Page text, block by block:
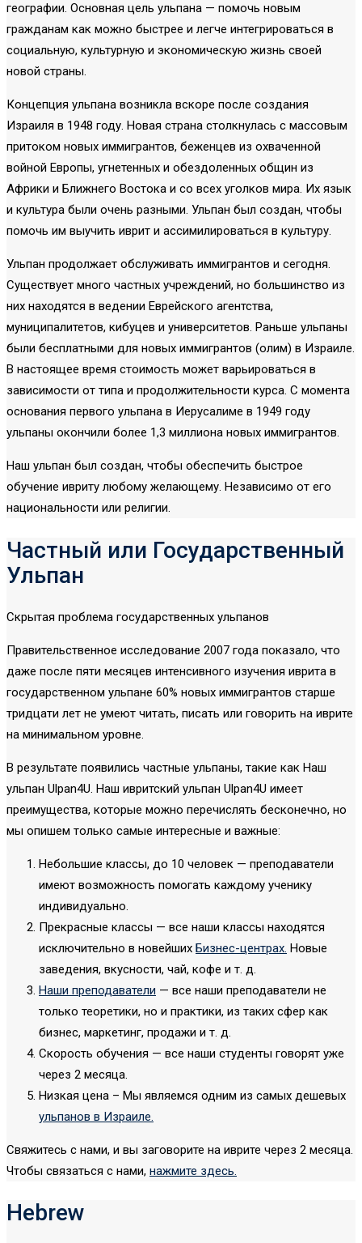
географии. Основная цель ульпана — помочь новым
гражданам как можно быстрее и легче интегрироваться в
социальную, культурную и экономическую жизнь своей
новой страны.
Концепция ульпана возникла вскоре после создания
Израиля в 1948 году. Новая страна столкнулась с массовым
притоком новых иммигрантов, беженцев из охваченной
войной Европы, угнетенных и обездоленных общин из
Африки и Ближнего Востока и со всех уголков мира. Их язык
и культура были очень разными. Ульпан был создан, чтобы
помочь им выучить иврит и ассимилироваться в культуру.
Ульпан продолжает обслуживать иммигрантов и сегодня.
Существует много частных учреждений, но большинство из
них находятся в ведении Еврейского агентства,
муниципалитетов, кибуцев и университетов. Раньше ульпаны
были бесплатными для новых иммигрантов (олим) в Израиле.
В настоящее время стоимость может варьироваться в
зависимости от типа и продолжительности курса. С момента
основания первого ульпана в Иерусалиме в 1949 году
ульпаны окончили более 1,3 миллиона новых иммигрантов.
Наш ульпан был создан, чтобы обеспечить быстрое
обучение ивриту любому желающему. Независимо от его
национальности или религии.
Частный или Государственный
Ульпан
Скрытая проблема государственных ульпанов
Правительственное исследование 2007 года показало, что
даже после пяти месяцев интенсивного изучения иврита в
государственном ульпане 60% новых иммигрантов старше
тридцати лет не умеют читать, писать или говорить на иврите
на минимальном уровне.
В результате появились частные ульпаны, такие как Наш
ульпан Ulpan4U. Наш ивритский ульпан Ulpan4U имеет
преимущества, которые можно перечислять бесконечно, но
мы опишем только самые интересные и важные:
Небольшие классы, до 10 человек — преподаватели
имеют возможность помогать каждому ученику
индивидуально.
Прекрасные классы — все наши классы находятся
исключительно в новейших Бизнес-центрах. Новые
заведения, вкусности, чай, кофе и т. д.
Наши преподаватели — все наши преподаватели не
только теоретики, но и практики, из таких сфер как
бизнес, маркетинг, продажи и т. д.
Скорость обучения — все наши студенты говорят уже
через 2 месяца.
Низкая цена – Мы являемся одним из самых дешевых
ульпанов в Израиле.
Свяжитесь с нами, и вы заговорите на иврите через 2 месяца.
Чтобы связаться с нами, нажмите здесь.
Hebrew